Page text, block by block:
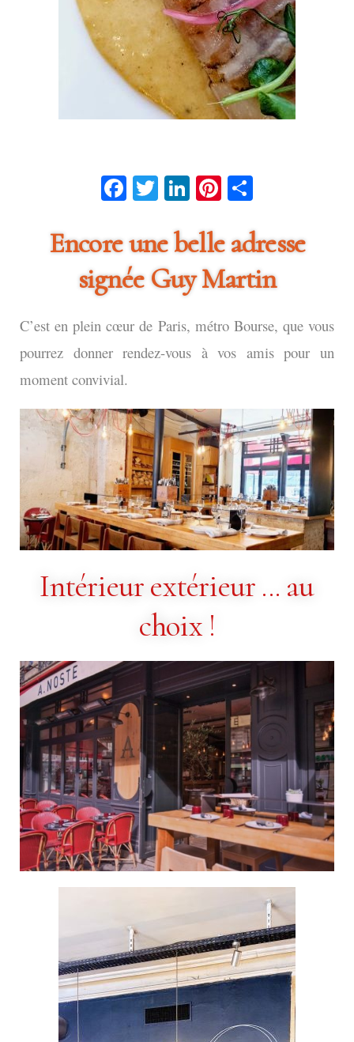
Facebook
Twitter
LinkedIn
Pinterest
Encore une belle adresse
signée Guy Martin
C’est en plein cœur de Paris, métro Bourse, que vous
pourrez donner rendez-vous à vos amis pour un
moment convivial.
Intérieur extérieur ... au
choix !